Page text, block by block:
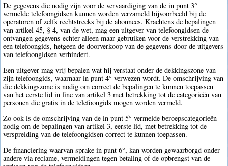
De gegevens die nodig zijn voor de vervaardiging van de in punt 3°
vermelde telefoongidsen kunnen worden verzameld bijvoorbeeld bij de
operatoren of zelfs rechtstreeks bij de abonnees. Krachtens de bepalingen
van artikel 45, § 4, van de wet, mag een uitgever van telefoongidsen de
ontvangen gegevens echter alleen maar gebruiken voor de verstrekking van
een telefoongids, hetgeen de doorverkoop van de gegevens door de uitgevers
van telefoongidsen verhindert.
Een uitgever mag vrij bepalen wat hij verstaat onder de dekkingszone van
zijn telefoongids, waarnaar in punt 4° verwezen wordt. De omschrijving van
die dekkingszone is nodig om correct de bepalingen te kunnen toepassen
van het eerste lid in fine van artikel 3 met betrekking tot de categorieën van
personen die gratis in de telefoongids mogen worden vermeld.
Zo ook is de omschrijving van de in punt 5° vermelde beroepscategorieën
nodig om de bepalingen van artikel 3, eerste lid, met betrekking tot de
verspreiding van de telefoongidsen correct te kunnen toepassen.
De financiering waarvan sprake in punt 6°, kan worden gewaarborgd onder
andere via reclame, vermeldingen tegen betaling of de opbrengst van de